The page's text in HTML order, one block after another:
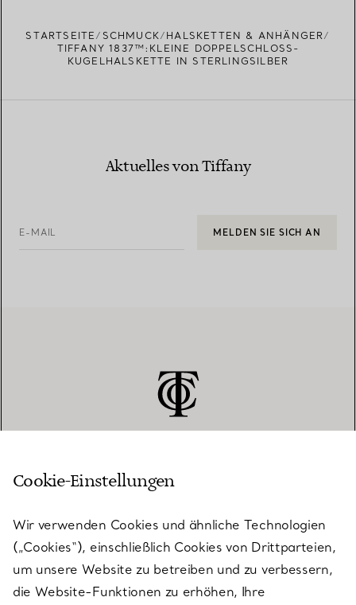
STARTSEITE SCHMUCK
HALSKETTEN & ANHÄNGER
TIFFANY 1837™:KLEINE DOPPELSCHLOSS-
KUGELHALSKETTE IN STERLINGSILBER
Aktuelles von Tiffany
E-MAIL MELDEN SIE SICH AN
KUNDENSERVICE
SERVICES
Cookie-Einstellungen
Wir verwenden Cookies und ähnliche Technologien
(„Cookies“), einschließlich Cookies von Drittparteien,
um unsere Website zu betreiben und zu verbessern,
die Website-Funktionen zu erhöhen, Ihre